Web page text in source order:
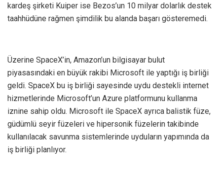
kardeş şirketi Kuiper ise Bezos’un 10 milyar dolarlık destek
taahhüdüne rağmen şimdilik bu alanda başarı gösteremedi.
Üzerine SpaceX’in, Amazon’un bilgisayar bulut
piyasasındaki en büyük rakibi Microsoft ile yaptığı iş birliği
geldi. SpaceX bu iş birliği sayesinde uydu destekli internet
hizmetlerinde Microsoft’un Azure platformunu kullanma
iznine sahip oldu. Microsoft ile SpaceX ayrıca balistik füze,
güdümlü seyir füzeleri ve hipersonik füzelerin takibinde
kullanılacak savunma sistemlerinde uyduların yapımında da
iş birliği planlıyor.